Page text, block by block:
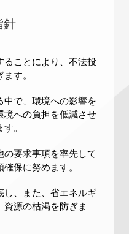
針
ることにより、不法投
す。
で、環境への影響を
境への負担を低減させ
。
要求事項を率先して
保に努めます。
し、また、省エネルギ
源の枯渇を防ぎま